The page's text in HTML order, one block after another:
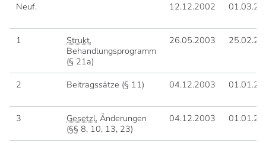
Neuf. 12.12.2002
1
Strukt.
Behandlungsprogramm
(§ 21a)
26.05.2003
2 Beitragssätze (§ 11) 04.12.2003
3 Gesetzl.Änderungen
(§§ 8, 10, 13, 23)
04.12.2003